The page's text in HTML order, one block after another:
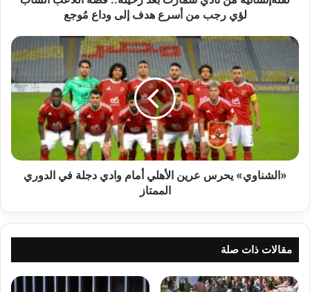
أسرع
إلى
وداع
لؤي رجب من أسرع هدف إلى وداع مُوجع
«الشناوي»
يحرس
عرين
الأهلي
الدوري
الممتاز
«الشناوي» يحرس عرين الأهلي أمام وادي دجلة في الدوري
الممتاز
مقالات ذات صلة